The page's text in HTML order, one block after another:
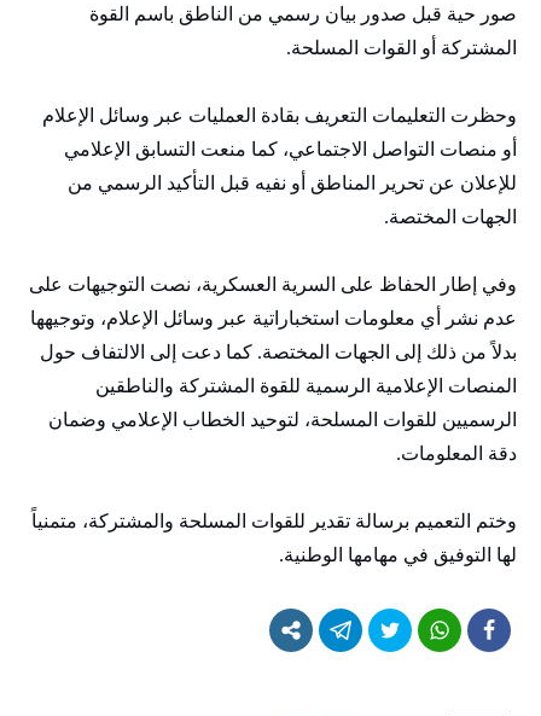
صور حية قبل صدور بيان رسمي من الناطق باسم القوة
المشتركة أو القوات المسلحة.
وحظرت التعليمات التعريف بقادة العمليات عبر وسائل الإعلام
أو منصات التواصل الاجتماعي، كما منعت التسابق الإعلامي
للإعلان عن تحرير المناطق أو نفيه قبل التأكيد الرسمي من
الجهات المختصة.
وفي إطار الحفاظ على السرية العسكرية، نصت التوجيهات على
عدم نشر أي معلومات استخباراتية عبر وسائل الإعلام، وتوجيهها
بدلاً من ذلك إلى الجهات المختصة. كما دعت إلى الالتفاف حول
المنصات الإعلامية الرسمية للقوة المشتركة والناطقين
الرسميين للقوات المسلحة، لتوحيد الخطاب الإعلامي وضمان
دقة المعلومات.
وختم التعميم برسالة تقدير للقوات المسلحة والمشتركة، متمنياً
لها التوفيق في مهامها الوطنية.